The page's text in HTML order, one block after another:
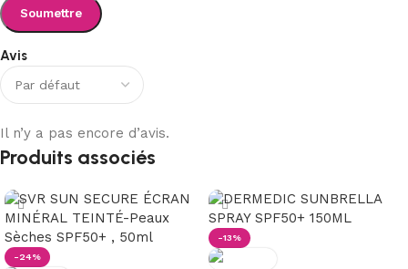
Avis
Il n’y a pas encore d’avis.
Produits associés
-24%
-13%